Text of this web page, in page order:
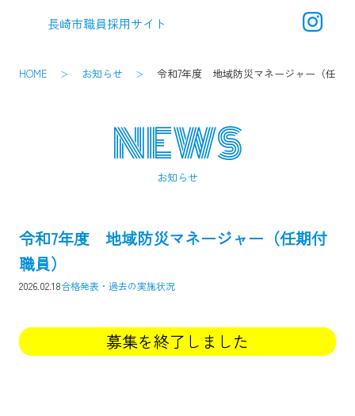
長崎市職員採用サイト
HOME お知らせ 令和7年度 地域防災マネージャー（任期
NEWS
お知らせ
令和7年度 地域防災マネージャー（任期付
職員）
2026.02.18合格発表・過去の実施状況
募集を終了しました